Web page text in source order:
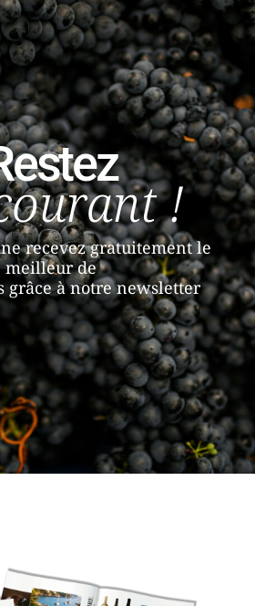
!
recevez gratuitement le
meilleur de
grâce à notre newsletter